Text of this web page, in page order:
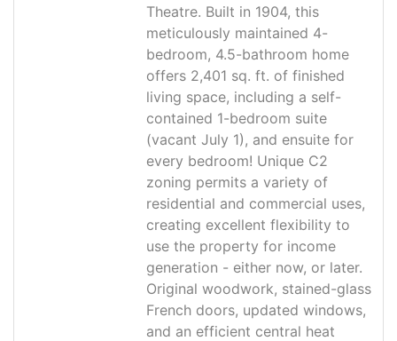
Theatre. Built in 1904, this
meticulously maintained 4-
bedroom, 4.5-bathroom home
offers 2,401 sq. ft. of finished
living space, including a self-
contained 1-bedroom suite
(vacant July 1), and ensuite for
every bedroom! Unique C2
zoning permits a variety of
residential and commercial uses,
creating excellent flexibility to
use the property for income
generation - either now, or later.
Original woodwork, stained-glass
French doors, updated windows,
and an efficient central heat